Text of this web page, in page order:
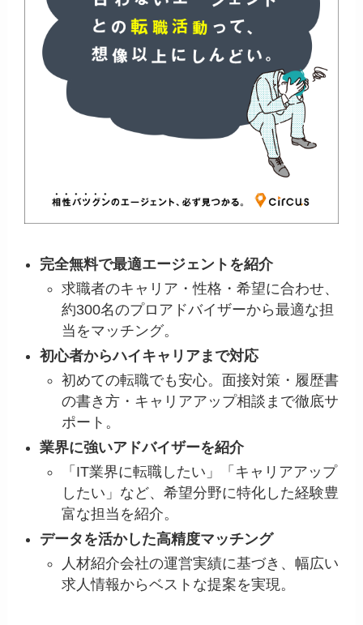
完全無料で最適エージェントを紹介
求職者のキャリア・性格・希望に合わせ、
約300名のプロアドバイザーから最適な担
当をマッチング。
初心者からハイキャリアまで対応
初めての転職でも安心。面接対策・履歴書
の書き方・キャリアアップ相談まで徹底サ
ポート。
業界に強いアドバイザーを紹介
「IT業界に転職したい」「キャリアアップ
したい」など、希望分野に特化した経験豊
富な担当を紹介。
データを活かした高精度マッチング
人材紹介会社の運営実績に基づき、幅広い
求人情報からベストな提案を実現。